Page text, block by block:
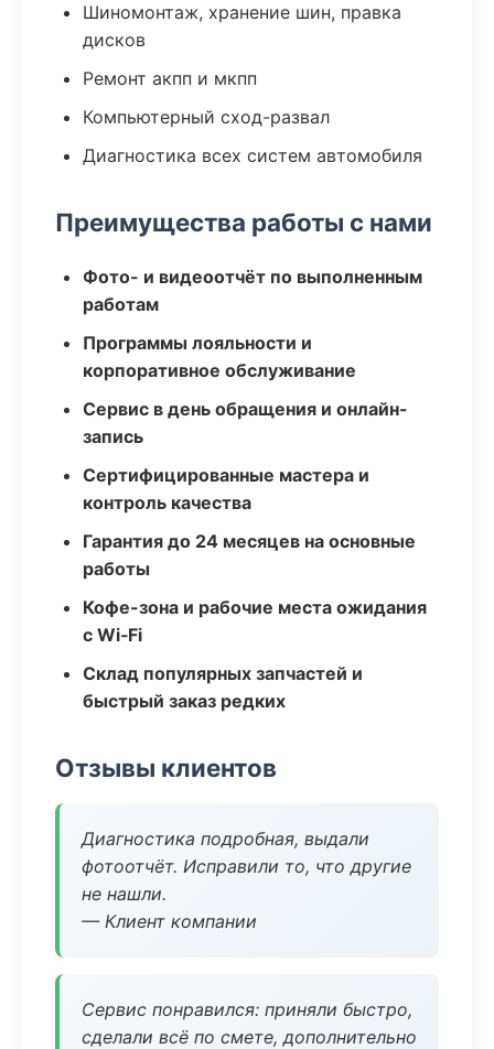
Шиномонтаж, хранение шин, правка
дисков
Ремонт акпп и мкпп
Компьютерный сход-развал
Диагностика всех систем автомобиля
Преимущества работы с нами
Фото- и видеоотчёт по выполненным
работам
Программы лояльности и
корпоративное обслуживание
Сервис в день обращения и онлайн-
запись
Сертифицированные мастера и
контроль качества
Гарантия до 24 месяцев на основные
работы
Кофе-зона и рабочие места ожидания
с Wi‑Fi
Склад популярных запчастей и
быстрый заказ редких
Отзывы клиентов
Диагностика подробная, выдали
фотоотчёт. Исправили то, что другие
не нашли.
— Клиент компании
Сервис понравился: приняли быстро,
сделали всё по смете, дополнительно